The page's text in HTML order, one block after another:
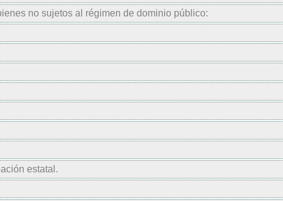
no sujetos al régimen de dominio público:
estatal.